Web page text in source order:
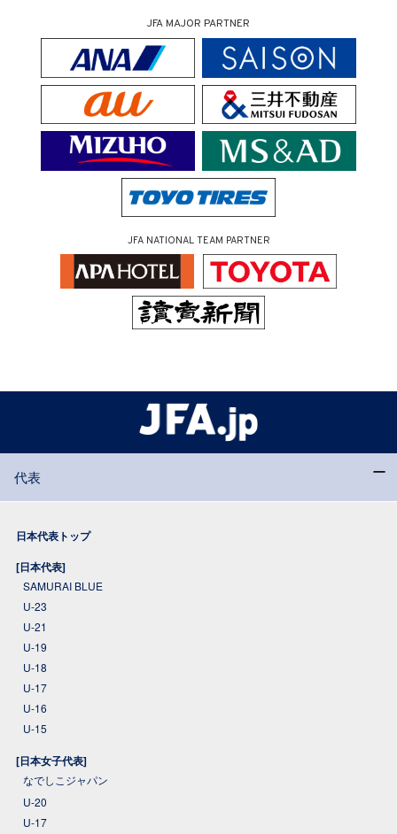
JFA MAJOR PARTNER
JFA NATIONAL TEAM PARTNER
代表
日本代表トップ
[日本代表]
SAMURAI BLUE
U-23
U-21
U-19
U-18
U-17
U-16
U-15
[日本女子代表]
なでしこジャパン
U-20
U-17